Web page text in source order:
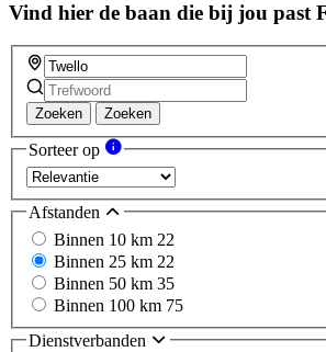
Vind hier de baan die bij jou past
Zoeken Zoeken
Sorteer op
Afstanden
Binnen 10 km 22
Binnen 25 km 22
Binnen 50 km 35
Binnen 100 km 75
Dienstverbanden